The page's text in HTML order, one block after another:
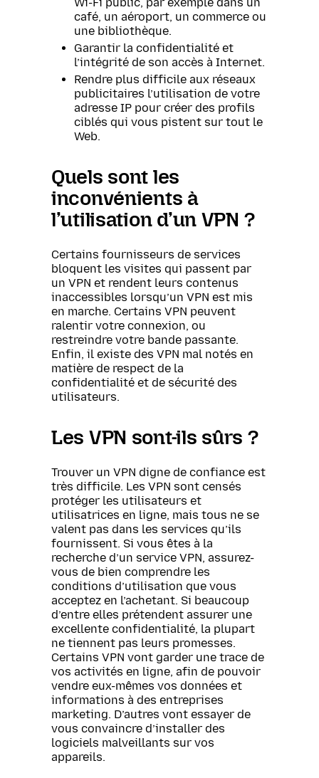
café, un aéroport, un commerce ou
une bibliothèque.
Garantir la confidentialité et
l’intégrité de son accès à Internet.
Rendre plus difficile aux réseaux
publicitaires l’utilisation de votre
adresse IP pour créer des profils
ciblés qui vous pistent sur tout le
Web.
Quels sont les
inconvénients à
l’utilisation d’un VPN ?
Certains fournisseurs de services
bloquent les visites qui passent par
un VPN et rendent leurs contenus
inaccessibles lorsqu’un VPN est mis
en marche. Certains VPN peuvent
ralentir votre connexion, ou
restreindre votre bande passante.
Enfin, il existe des VPN mal notés en
matière de respect de la
confidentialité et de sécurité des
utilisateurs.
Les VPN sont-ils sûrs ?
Trouver un VPN digne de confiance est
très difficile. Les VPN sont censés
protéger les utilisateurs et
utilisatrices en ligne, mais tous ne se
valent pas dans les services qu’ils
fournissent. Si vous êtes à la
recherche d’un service VPN, assurez-
vous de bien comprendre les
conditions d’utilisation que vous
acceptez en l’achetant. Si beaucoup
d’entre elles prétendent assurer une
excellente confidentialité, la plupart
ne tiennent pas leurs promesses.
Certains VPN vont garder une trace de
vos activités en ligne, afin de pouvoir
vendre eux-mêmes vos données et
informations à des entreprises
marketing. D’autres vont essayer de
vous convaincre d’installer des
logiciels malveillants sur vos
appareils.